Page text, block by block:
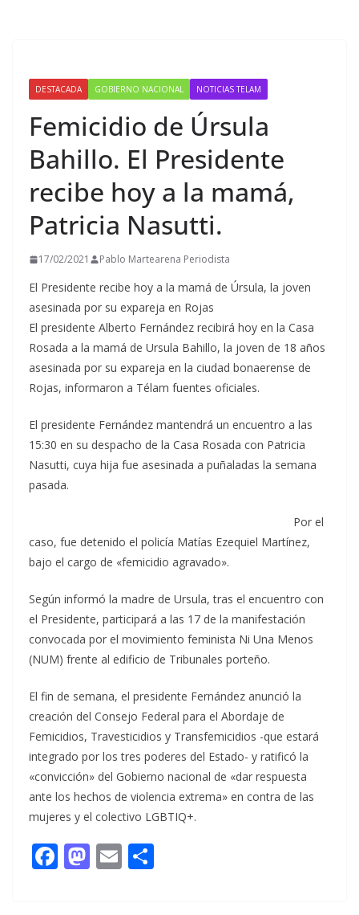
DESTACADA GOBIERNO NACIONAL NOTICIAS TELAM
Femicidio de Úrsula
Bahillo. El Presidente
recibe hoy a la mamá,
Patricia Nasutti.
17/02/2021 Pablo Martearena Periodista
El Presidente recibe hoy a la mamá de Úrsula, la joven
asesinada por su expareja en Rojas
El presidente Alberto Fernández recibirá hoy en la Casa
Rosada a la mamá de Ursula Bahillo, la joven de 18 años
asesinada por su expareja en la ciudad bonaerense de
Rojas, informaron a Télam fuentes oficiales.
El presidente Fernández mantendrá un encuentro a las
15:30 en su despacho de la Casa Rosada con Patricia
Nasutti, cuya hija fue asesinada a puñaladas la semana
pasada.
Por el
caso, fue detenido el policía Matías Ezequiel Martínez,
bajo el cargo de «femicidio agravado».
Según informó la madre de Ursula, tras el encuentro con
el Presidente, participará a las 17 de la manifestación
convocada por el movimiento feminista Ni Una Menos
(NUM) frente al edificio de Tribunales porteño.
El fin de semana, el presidente Fernández anunció la
creación del Consejo Federal para el Abordaje de
Femicidios, Travesticidios y Transfemicidios -que estará
integrado por los tres poderes del Estado- y ratificó la
«convicción» del Gobierno nacional de «dar respuesta
ante los hechos de violencia extrema» en contra de las
mujeres y el colectivo LGBTIQ+.
F M E